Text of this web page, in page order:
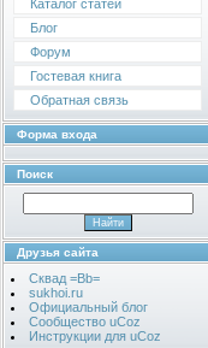
Каталог статей
Блог
Форум
Гостевая книга
Обратная связь
Форма входа
Поиск
Друзья сайта
Сквад =Bb=
sukhoi.ru
Официальный блог
Сообщество uCoz
Инструкции для uCoz